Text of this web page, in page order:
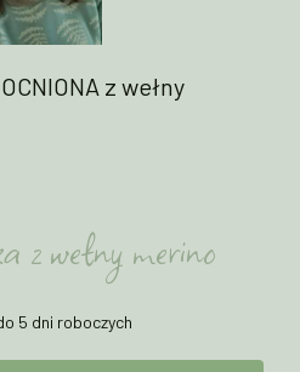
z wełny
z wełny merino
5 dni roboczych